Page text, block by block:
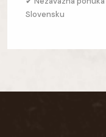
Slovensku